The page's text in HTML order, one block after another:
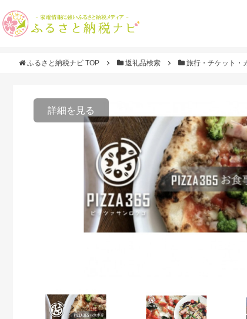
ふるさと納税ナビ TOP 返礼品検索 旅行・チケット・
詳細を見る